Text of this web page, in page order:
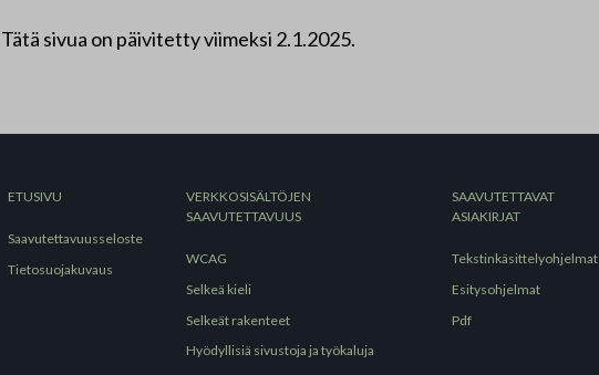
Tätä sivua on päivitetty viimeksi 2.1.2025.
ETUSIVU
Saavutettavuusseloste
Tietosuojakuvaus
VERKKOSISÄLTÖJEN
SAAVUTETTAVUUS
WCAG
Selkeä kieli
Selkeät rakenteet
Hyödyllisiä sivustoja ja työkaluja
SAAVUTETTAVAT
ASIAKIRJAT
Tekstinkäsittelyohjelmat
Esitysohjelmat
Pdf